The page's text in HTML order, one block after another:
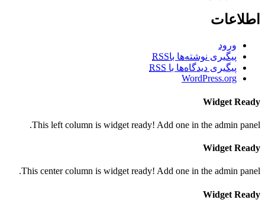
اطلاعات
ورود
پیگیری نوشته‌ها باRSS
پیگیری دیدگاه‌ها با RSS
WordPress.org
Widget Ready
This left column is widget ready! Add one in the admin panel.
Widget Ready
This center column is widget ready! Add one in the admin panel.
Widget Ready